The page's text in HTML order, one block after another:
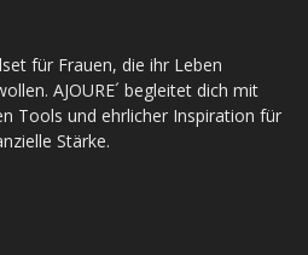
für Frauen, die ihr Leben
AJOURE´ begleitet dich mit
Tools und ehrlicher Inspiration für
Stärke.